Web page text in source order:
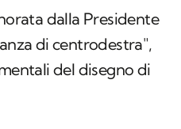
dalla Presidente
di centrodestra",
del disegno di